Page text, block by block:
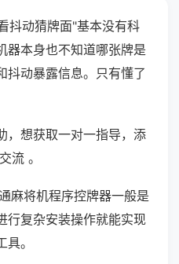
抖动猜牌面"基本没有科
器本身也不知道哪张牌是
抖动暴露信息。只有懂了
，想获取一对一指导，添
流 。
麻将机程序控牌器一般是
行复杂安装操作就能实现
。